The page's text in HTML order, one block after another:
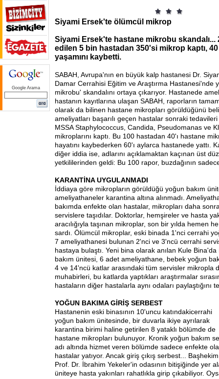
Google Arama
Siyami Ersek'te ölümcül mikrop
Siyami Ersek'te hastane mikrobu skandalı...
edilen 5 bin hastadan 350'si mikrop kaptı,
yaşamını kaybetti.
SABAH, Avrupa'nın en büyük kalp hastanesi Dr.
Damar Cerrahisi Eğitim ve Araştırma Hastanesi'nde
mikrobu' skandalını ortaya çıkarıyor. Hastanede
hastanın kayıtlarına ulaşan SABAH, raporların
olarak da bilinen hastane mikropları görüldüğünü
ameliyatları başarılı geçen hastalar sonraki tedavileri
MSSA Staphylococcus, Candida, Pseudomanas ve
mikroplarını kaptı. Bu 100 hastadan 40'ı hastane
hayatını kaybederken 60'ı aylarca hastanede yattı.
diğer iddia ise, adlarını açıklamaktan kaçınan üst
yetkililerinden geldi: Bu 100 rapor, buzdağının
KARANTİNA UYGULANMADI
İddiaya göre mikropların görüldüğü yoğun bakım
ameliyathaneler karantina altına alınmadı.
bakımda enfekte olan hastalar, mikropları daha sonra
servislere taşıdılar. Doktorlar, hemşireler ve hasta
aracılığıyla taşınan mikroplar, son bir yılda hemen
sardı. Ölümcül mikroplar, eski binada 1'nci cerrahi
7 ameliyathanesi bulunan 2'nci ve 3'ncü cerrahi
hastaya bulaştı. Yeni bina olarak anılan Kule
bakım ünitesi, 6 adet ameliyathane, bebek yoğun
4 ve 14'ncü katlar arasındaki tüm servisler mikropla
muhabirleri, bu katlarda yaptıkları araştırmalar
hastaların diğer hastalarla aynı odaları paylaştığını
YOĞUN BAKIMA GİRİŞ SERBEST
Hastanenin eski binasının 10'uncu katındakicerrahi
yoğun bakım ünitesinde, bir duvarla ikiye ayrılarak
karantina birimi haline getirilen 8 yataklı bölümde de
hastane mikropları bulunuyor. Kronik yoğun bakım
adı altında hizmet veren bölümde sadece enfekte
hastalar yatıyor. Ancak giriş çıkış serbest... Başhekim
Prof. Dr. İbrahim Yekeler'in odasının bitişiğinde yer
üniteye hasta yakınları rahatlıkla girip çıkabiliyor.